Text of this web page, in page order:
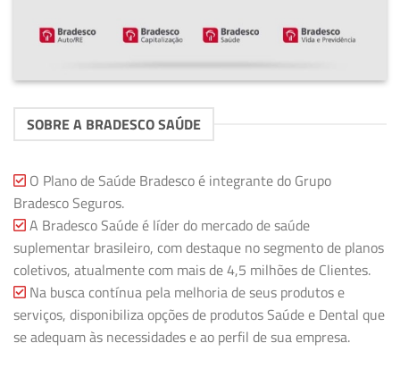
SOBRE A BRADESCO SAÚDE
O Plano de Saúde Bradesco é integrante do Grupo
Bradesco Seguros.
A Bradesco Saúde é líder do mercado de saúde
suplementar brasileiro, com destaque no segmento de planos
coletivos, atualmente com mais de 4,5 milhões de Clientes.
Na busca contínua pela melhoria de seus produtos e
serviços, disponibiliza opções de produtos Saúde e Dental que
se adequam às necessidades e ao perfil de sua empresa.